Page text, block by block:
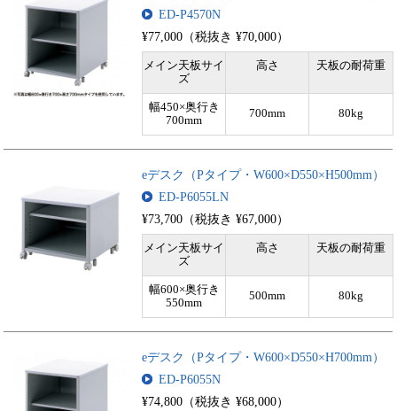
ED-P4570N
¥77,000（税抜き ¥70,000）
メイン天板サイ
ズ
高さ 天板の耐荷重
幅450×奥行き
700mm
700mm 80kg
eデスク（Pタイプ・W600×D550×H500mm）
ED-P6055LN
¥73,700（税抜き ¥67,000）
メイン天板サイ
ズ
高さ 天板の耐荷重
幅600×奥行き
550mm
500mm 80kg
eデスク（Pタイプ・W600×D550×H700mm）
ED-P6055N
¥74,800（税抜き ¥68,000）